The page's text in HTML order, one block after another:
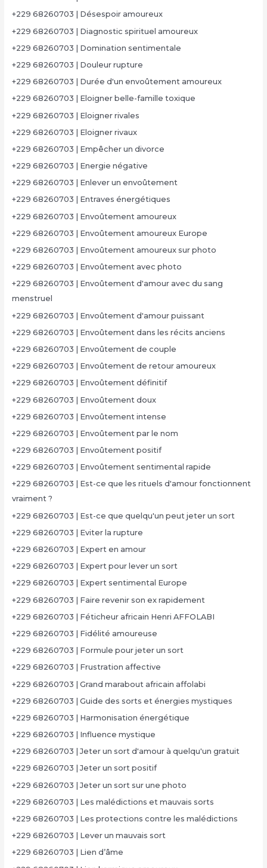
+229 68260703 | Désespoir amoureux
+229 68260703 | Diagnostic spirituel amoureux
+229 68260703 | Domination sentimentale
+229 68260703 | Douleur rupture
+229 68260703 | Durée d'un envoûtement amoureux
+229 68260703 | Eloigner belle-famille toxique
+229 68260703 | Eloigner rivales
+229 68260703 | Eloigner rivaux
+229 68260703 | Empêcher un divorce
+229 68260703 | Energie négative
+229 68260703 | Enlever un envoûtement
+229 68260703 | Entraves énergétiques
+229 68260703 | Envoûtement amoureux
+229 68260703 | Envoûtement amoureux Europe
+229 68260703 | Envoûtement amoureux sur photo
+229 68260703 | Envoûtement avec photo
+229 68260703 | Envoûtement d'amour avec du sang
menstruel
+229 68260703 | Envoûtement d'amour puissant
+229 68260703 | Envoûtement dans les récits anciens
+229 68260703 | Envoûtement de couple
+229 68260703 | Envoûtement de retour amoureux
+229 68260703 | Envoûtement définitif
+229 68260703 | Envoûtement doux
+229 68260703 | Envoûtement intense
+229 68260703 | Envoûtement par le nom
+229 68260703 | Envoûtement positif
+229 68260703 | Envoûtement sentimental rapide
+229 68260703 | Est-ce que les rituels d'amour fonctionnent
vraiment ?
+229 68260703 | Est-ce que quelqu'un peut jeter un sort
+229 68260703 | Eviter la rupture
+229 68260703 | Expert en amour
+229 68260703 | Expert pour lever un sort
+229 68260703 | Expert sentimental Europe
+229 68260703 | Faire revenir son ex rapidement
+229 68260703 | Féticheur africain Henri AFFOLABI
+229 68260703 | Fidélité amoureuse
+229 68260703 | Formule pour jeter un sort
+229 68260703 | Frustration affective
+229 68260703 | Grand marabout africain affolabi
+229 68260703 | Guide des sorts et énergies mystiques
+229 68260703 | Harmonisation énergétique
+229 68260703 | Influence mystique
+229 68260703 | Jeter un sort d'amour à quelqu'un gratuit
+229 68260703 | Jeter un sort positif
+229 68260703 | Jeter un sort sur une photo
+229 68260703 | Les malédictions et mauvais sorts
+229 68260703 | Les protections contre les malédictions
+229 68260703 | Lever un mauvais sort
+229 68260703 | Lien d’âme